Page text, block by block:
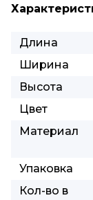
Длина
Ширина
Высота
Цвет
Материал
Упаковка
Кол-во в